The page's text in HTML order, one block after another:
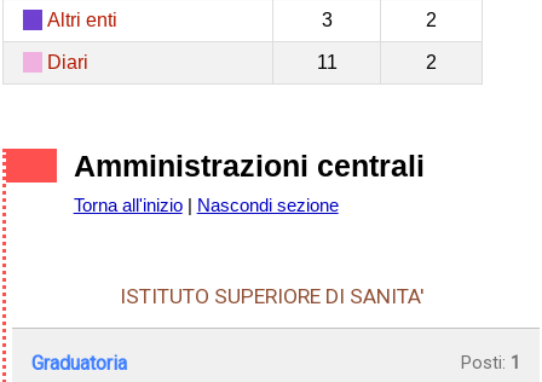
Altri enti 3 2
Diari 11 2
Amministrazioni centrali
Torna all'inizio| Nascondi sezione
ISTITUTO SUPERIORE DI SANITA'
Graduatoria Posti: 1